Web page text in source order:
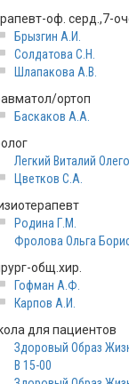
оф. серд.,7-
Брызгин А.И.
Солдатова С.Н.
Шлапакова А.В.
ортоп
Баскаков А.А.
Легкий Виталий
Цветков С.А.
Родина Г.М.
Фролова Ольга
общ.хир.
Гофман А.Ф.
Карпов А.И.
для пациентов
Здоровый Образ
В 15-00